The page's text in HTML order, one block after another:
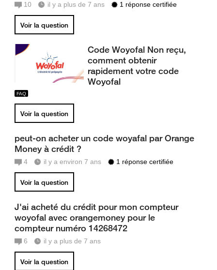
10 il y a plus de 7 ans 1 réponse certifiée
Voir la question
Code Woyofal Non reçu,
comment obtenir
rapidement votre code
Woyofal
Voir la question
peut-on acheter un code woyafal par Orange
Money à crédit ?
4 il y a environ 7 ans 1 réponse certifiée
Voir la question
J'ai acheté du crédit pour mon compteur
woyofal avec orangemoney pour le
compteur numéro 14268472
6 il y a plus de 7 ans
Voir la question